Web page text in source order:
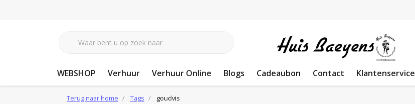
WEBSHOP Verhuur Verhuur Online Blogs Cadeaubon Contact Klantenservice
Terug naar home Tags goudvis